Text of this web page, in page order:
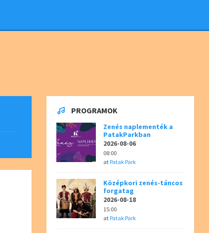
PROGRAMOK
Zenés naplementék a
PatakParkban
2026-08-06
08:00
atPatak Park
Középkori zenés-táncos
forgatag
2026-08-18
15:00
atPatak Park